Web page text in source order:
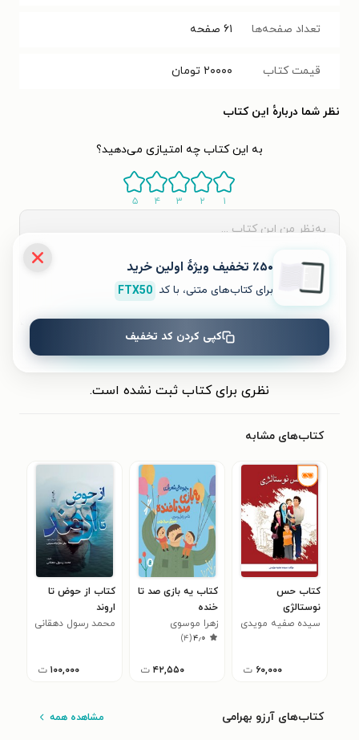
تعداد صفحه‌ها ۶۱ صفحه
قیمت کتاب ۲۰۰۰۰ تومان
نظر شما دربارهٔ این کتاب
به این کتاب چه امتیازی می‌دهید؟
۱ ۲ ۳ ۴ ۵
ثبت نظر
نظری برای کتاب ثبت نشده است.
کتاب‌های مشابه
کتاب حس
نوستالژی
سیده صفیه مویدی
۶۰,۰۰۰ ت
کتاب یه بازی صد تا
خنده
زهرا موسوی
۴٫۰(۴)
۴۲,۵۵۰ ت
کتاب از حوض تا
اروند
محمد رسول دهقانی
۱۰۰,۰۰۰ ت
کتاب‌های آرزو بهرامی مشاهده همه
٪۵۰ تخفیف ویژۀ اولین خرید
برای کتاب‌های متنی، با کد FTX50
کپی کردن کد تخفیف